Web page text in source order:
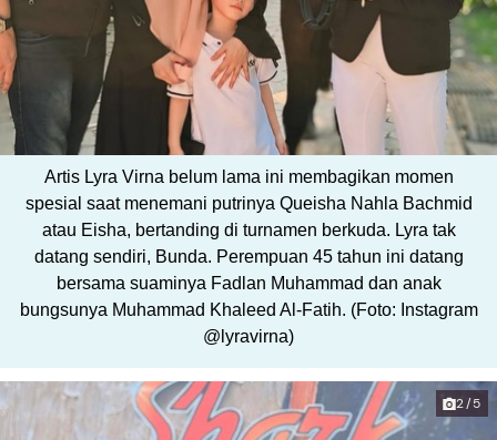
Artis Lyra Virna belum lama ini membagikan momen
spesial saat menemani putrinya Queisha Nahla Bachmid
atau Eisha, bertanding di turnamen berkuda. Lyra tak
datang sendiri, Bunda. Perempuan 45 tahun ini datang
bersama suaminya Fadlan Muhammad dan anak
bungsunya Muhammad Khaleed Al-Fatih. (Foto: Instagram
@lyravirna)
2/5